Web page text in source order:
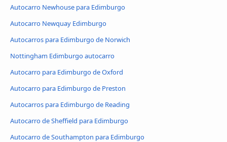
Autocarro Newhouse para Edimburgo
Autocarro Newquay Edimburgo
Autocarros para Edimburgo de Norwich
Nottingham Edimburgo autocarro
Autocarro para Edimburgo de Oxford
Autocarro para Edimburgo de Preston
Autocarros para Edimburgo de Reading
Autocarro de Sheffield para Edimburgo
Autocarro de Southampton para Edimburgo